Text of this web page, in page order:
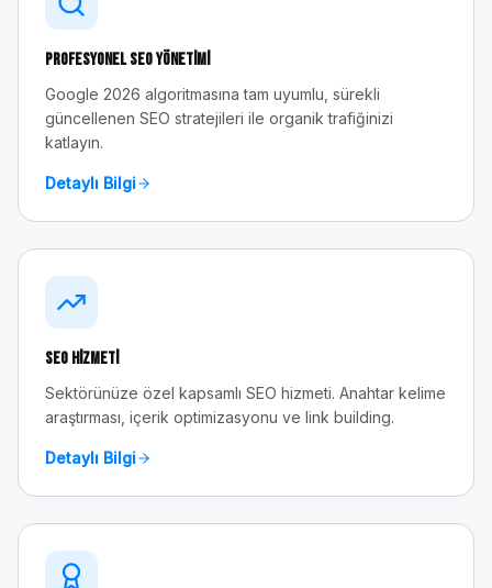
Profesyonel SEO Yönetimi
Google 2026 algoritmasına tam uyumlu, sürekli
güncellenen SEO stratejileri ile organik trafiğinizi
katlayın.
Detaylı Bilgi
SEO Hizmeti
Sektörünüze özel kapsamlı SEO hizmeti. Anahtar kelime
araştırması, içerik optimizasyonu ve link building.
Detaylı Bilgi